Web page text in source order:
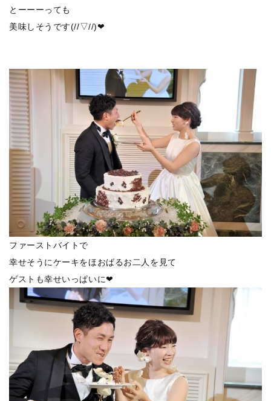
とーーーっても
美味しそうです(//▽//)❤
ファーストバイトで
幸せそうにケーキをほおばるお二人を見て
ゲストも幸せいっぱいに❤